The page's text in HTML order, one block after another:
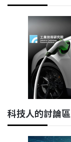
科技人的討論區